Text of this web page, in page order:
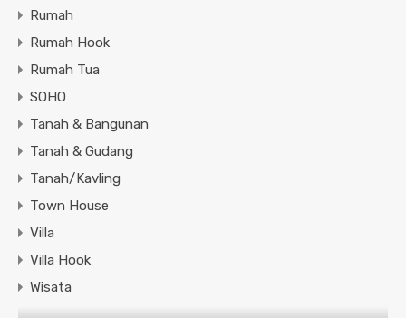
Rumah
Rumah Hook
Rumah Tua
SOHO
Tanah & Bangunan
Tanah & Gudang
Tanah/Kavling
Town House
Villa
Villa Hook
Wisata